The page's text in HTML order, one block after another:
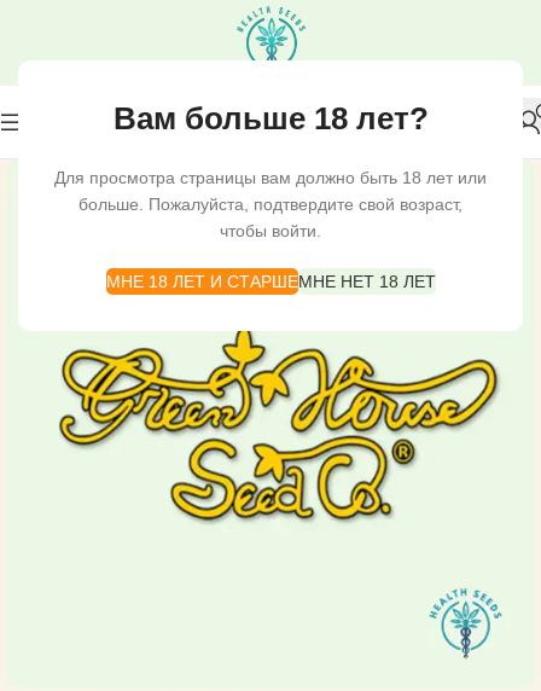
Вам больше 18 лет?
Для просмотра страницы вам должно быть 18 лет или
больше. Пожалуйста, подтвердите свой возраст,
чтобы войти.
МНЕ 18 ЛЕТ И СТАРШЕМНЕ НЕТ 18 ЛЕТ